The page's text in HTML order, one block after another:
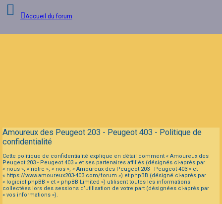
Accueil du forum
Amoureux des Peugeot 203 - Peugeot 403 - Politique de
confidentialité
Cette politique de confidentialité explique en détail comment « Amoureux des
Peugeot 203 - Peugeot 403 » et ses partenaires affiliés (désignés ci-après par
« nous », « notre », « nos », « Amoureux des Peugeot 203 - Peugeot 403 » et
« https://www.amoureux203-403.com/forum ») et phpBB (désigné ci-après par
« logiciel phpBB » et « phpBB Limited ») utilisent toutes les informations
collectées lors des sessions d’utilisation de votre part (désignées ci-après par
« vos informations »).